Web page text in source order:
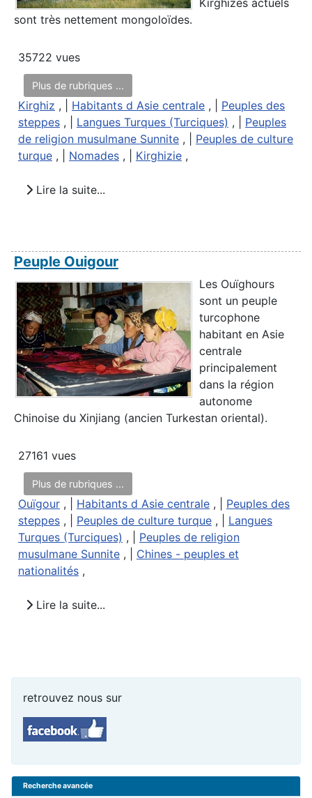
sont très nettement mongoloïdes.
35722 vues
Plus de rubriques ...
Kirghiz , | Habitants d Asie centrale , | Peuples des
steppes , | Langues Turques (Turciques) , | Peuples
de religion musulmane Sunnite , | Peuples de culture
turque , | Nomades , | Kirghizie ,
Lire la suite...
Peuple Ouigour
Les Ouïghours
sont un peuple
turcophone
habitant en Asie
centrale
principalement
dans la région
autonome
Chinoise du Xinjiang (ancien Turkestan oriental).
27161 vues
Plus de rubriques ...
Ouïgour , | Habitants d Asie centrale , | Peuples des
steppes , | Peuples de culture turque , | Langues
Turques (Turciques) , | Peuples de religion
musulmane Sunnite , | Chines - peuples et
nationalités ,
Lire la suite...
retrouvez nous sur
Recherche avancée